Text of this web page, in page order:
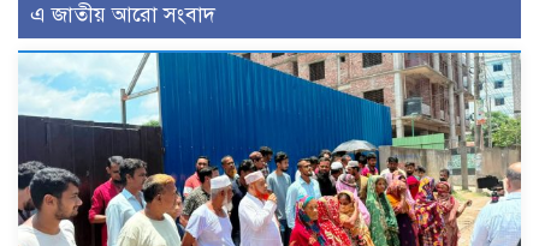
এ জাতীয় আরো সংবাদ